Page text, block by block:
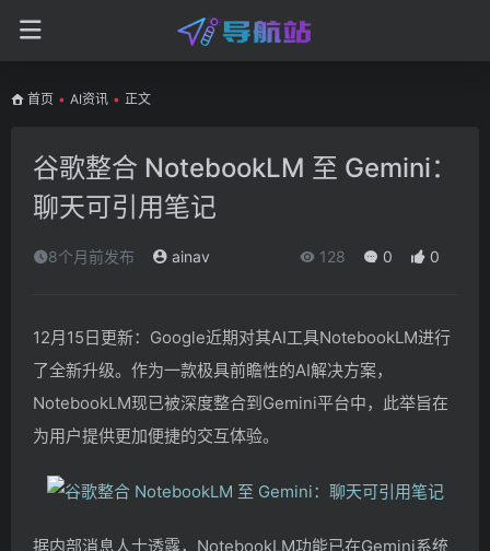
首页 • AI资讯 • 正文
谷歌整合 NotebookLM 至 Gemini：
聊天可引用笔记
8个月前发布 ainav 128 0 0
12月15日更新：Google近期对其AI工具NotebookLM进行
了全新升级。作为一款极具前瞻性的AI解决方案，
NotebookLM现已被深度整合到Gemini平台中，此举旨在
为用户提供更加便捷的交互体验。
据内部消息人士透露，NotebookLM功能已在Gemini系统